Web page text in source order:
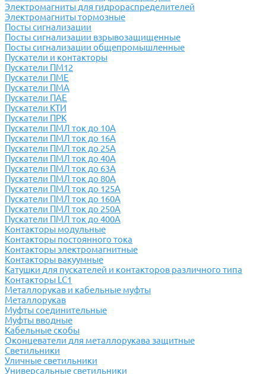
Электромагниты для гидрораспределителей
Электромагниты тормозные
Посты сигнализации
Посты сигнализации взрывозащищенные
Посты сигнализации общепромышленные
Пускатели и контакторы
Пускатели ПМ12
Пускатели ПМЕ
Пускатели ПМА
Пускатели ПАЕ
Пускатели КТИ
Пускатели ПРК
Пускатели ПМЛ ток до 10А
Пускатели ПМЛ ток до 16А
Пускатели ПМЛ ток до 25А
Пускатели ПМЛ ток до 40А
Пускатели ПМЛ ток до 63А
Пускатели ПМЛ ток до 80А
Пускатели ПМЛ ток до 125А
Пускатели ПМЛ ток до 160А
Пускатели ПМЛ ток до 250А
Пускатели ПМЛ ток до 400А
Контакторы модульные
Контакторы постоянного тока
Контакторы электромагнитные
Контакторы вакуумные
Катушки для пускателей и контакторов различного типа
Контакторы LC1
Металлорукав и кабельные муфты
Металлорукав
Муфты соединительные
Муфты вводные
Кабельные скобы
Оконцеватели для металлорукава защитные
Светильники
Уличные светильники
Универсальные светильники